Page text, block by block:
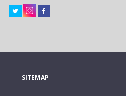
SITEMAP